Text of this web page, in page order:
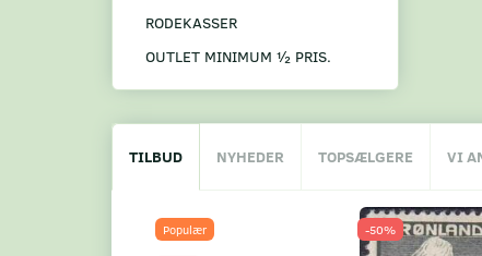
RODEKASSER
OUTLET MINIMUM ½ PRIS.
TILBUD NYHEDER TOPSÆLGERE VI
Populær -50%